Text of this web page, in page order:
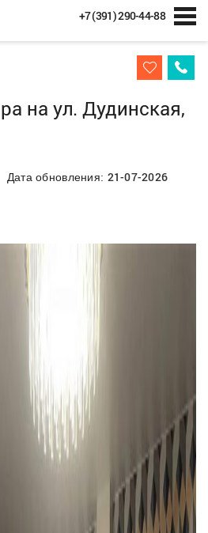
+7 (391) 290-44-88
на ул. Дудинская,
обновления: 21-07-2026